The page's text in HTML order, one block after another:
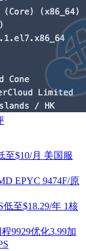
至$10/月 美国服
EPYC 9474F/原
至$18.29/年 1核
9929优化3.99加